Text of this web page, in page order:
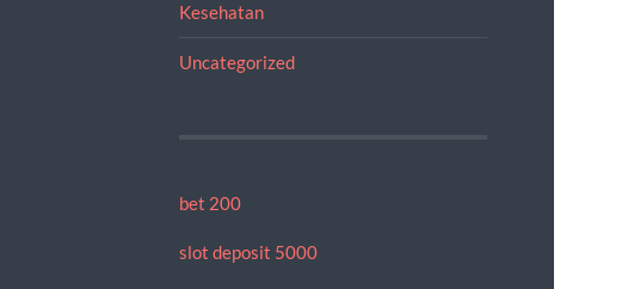
Kesehatan
Uncategorized
bet 200
slot deposit 5000